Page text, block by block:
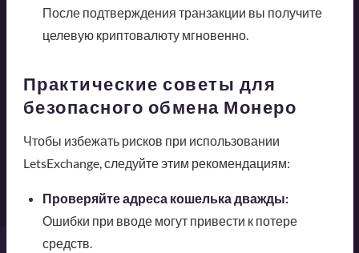
После подтверждения транзакции вы получите
целевую криптовалюту мгновенно.
Практические советы для
безопасного обмена Монеро
Чтобы избежать рисков при использовании
LetsExchange, следуйте этим рекомендациям:
Проверяйте адреса кошелька дважды:
Ошибки при вводе могут привести к потере
средств.